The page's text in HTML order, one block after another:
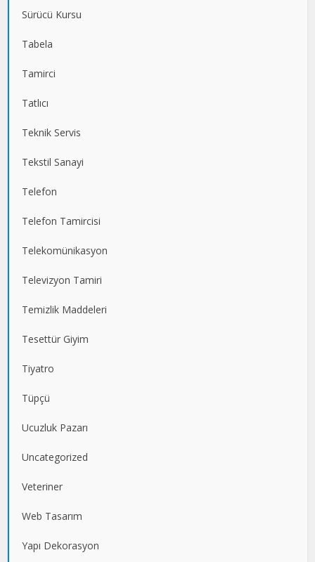
Sürücü Kursu
Tabela
Tamirci
Tatlıcı
Teknik Servis
Tekstil Sanayi
Telefon
Telefon Tamircisi
Telekomünikasyon
Televizyon Tamiri
Temizlik Maddeleri
Tesettür Giyim
Tiyatro
Tüpçü
Ucuzluk Pazarı
Uncategorized
Veteriner
Web Tasarım
Yapı Dekorasyon